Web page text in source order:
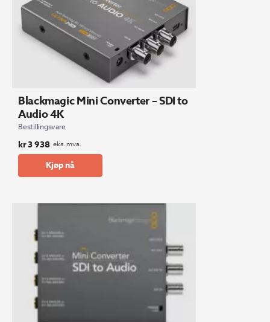
Blackmagic Mini Converter – SDI to
Audio 4K
Bestillingsvare
kr3 938 eks. mva.
Kjøp nå